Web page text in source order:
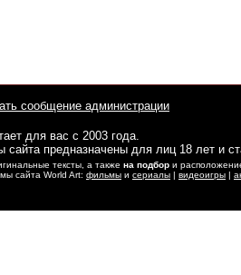
сообщение администрации
для вас с 2003 года.
сайта предназначены для лиц 18 лет и
тексты, а также на подбор и
сайта World Art: фильмы и сериалы | видеоигры |